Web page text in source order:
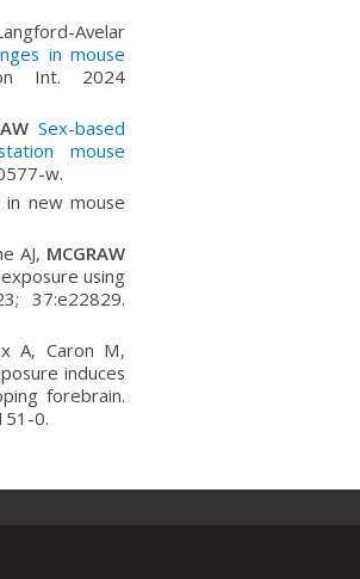
Avelar
in mouse
Int. 2024
Sex-based
mouse
w.
new mouse
AJ, MCGRAW
using
37:e22829.
A, Caron M,
induces
forebrain.
0.